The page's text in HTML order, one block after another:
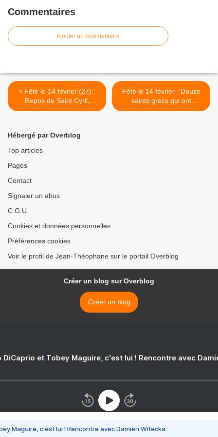
Commentaires
Ajouter un commentaire
< Fêté le 14 février (27) :
Repos de Saint Cyril,
Professeur des slaves et
Fêté le 14 février : Douze
saints grecs qui ont
construits la cathédrale de
Hébergé par Overblog
Top articles
Pages
Contact
Signaler un abus
C.G.U.
Cookies et données personnelles
Préférences cookies
Voir le profil de Jean-Théophane sur le portail Overblog
Créer un blog sur Overblog
Créer un blog
DiCaprio et Tobey Maguire, c'est lui ! Rencontre avec
Maguire, c'est lui ! Rencontre avec Damien Witecka